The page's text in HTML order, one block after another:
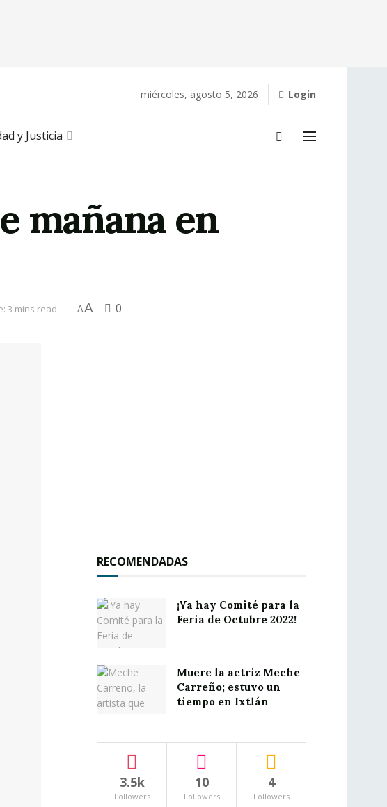
miércoles, agosto 5, 2026 Login
y Justicia
mañana en
3 mins read AA 0
RECOMENDADAS
¡Ya hay Comité para la
Feria de Octubre 2022!
Muere la actriz Meche
Carreño; estuvo un
tiempo en Ixtlán
3.5k
Followers
10
Followers
4
Followers